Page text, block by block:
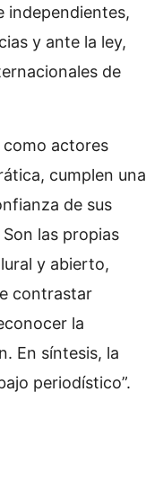
independientes,
y ante la ley,
de
como actores
cumplen una
de sus
las propias
y abierto,
contrastar
la
En síntesis, la
periodístico”.